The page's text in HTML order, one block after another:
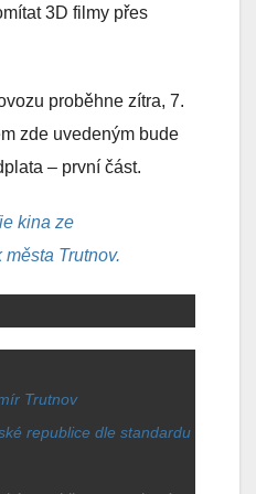
3D filmy přes
proběhne zítra, 7.
zde uvedeným bude
– první část.
kina ze
Trutnov.
Trutnov
republice dle standardu